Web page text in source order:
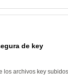
de key
los archivos key